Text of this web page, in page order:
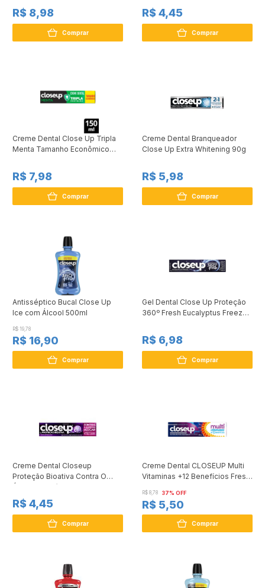
R$ 8,98
Comprar
R$ 4,45
Comprar
Creme Dental Close Up Tripla
Menta Tamanho Econômico
R$ 7,98
Comprar
Creme Dental Branqueador
Close Up Extra Whitening 90g
R$ 5,98
Comprar
Antisséptico Bucal Close Up
Ice com Álcool 500ml
R$ 19,78
R$ 16,90
Comprar
Gel Dental Close Up Proteção
360º Fresh Eucalyptus Freeze
R$ 6,98
Comprar
Creme Dental Closeup
Proteção Bioativa Contra O
Ácido do Açúcar 70g
R$ 4,45
Comprar
Creme Dental CLOSEUP Multi
Vitaminas +12 Benefícios Fresh
R$ 8,78 37% OFF
R$ 5,50
Comprar